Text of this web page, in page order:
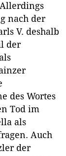
Allerdings
nach der
V. deshalb
der
des Wortes
Tod im
als
Auch
der